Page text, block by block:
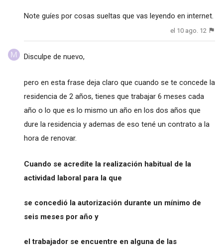
Note guíes por cosas sueltas que vas leyendo en internet.
el 10 ago. 12
Disculpe de nuevo,
pero en esta frase deja claro que cuando se te concede la
residencia de 2 años, tienes que trabajar 6 meses cada
año o lo que es lo mismo un año en los dos años que
dure la residencia y ademas de eso tené un contrato a la
hora de renovar.
Cuando se acredite la realización habitual de la
actividad laboral para la que
se concedió la autorización durante un mínimo de
seis meses por año y
el trabajador se encuentre en alguna de las